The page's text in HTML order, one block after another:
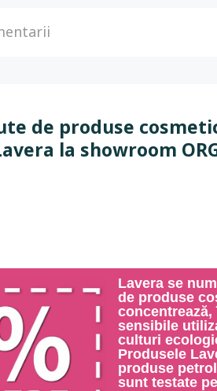
de produse
la showroom
Lavera se
de produse
sensibile
culturi
Produsele
produse
sunt testate